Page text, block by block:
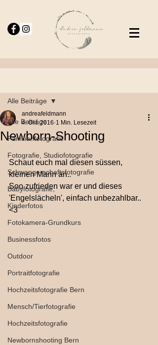
Alle Beiträge
Familienfotografie
Fotografie, Studiofotografie
Schwangerschaftsfotografie
Babyfotografie,
Kinderfotos
Fotokamera-Grundkurs
Businessfotos
Outdoor
Portraitfotografie
Hochzeitsfotografie Bern
Mensch/Tierfotografie
Hochzeitsfotografie
Newbornshooting Bern
Alle Beiträge
Newborn-Shooting
andreafeldmann
4. Okt. 2016 1 Min. Lesezeit
Schaut euch mal diesen süssen,
kleinen Mann an..
Soo zufrieden war er und dieses
'Engelslächeln', einfach unbezahlbar..
<3